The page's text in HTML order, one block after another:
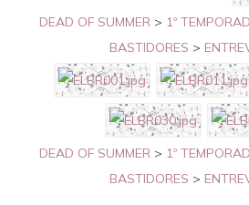
DEAD OF SUMMER> 1º
BASTIDORES >
DEAD OF SUMMER> 1º
BASTIDORES >